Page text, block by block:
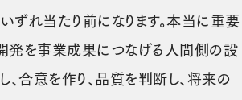
ずれ当たり前になります。本当に重要
開発を事業成果につなげる人間側の設
合意を作り、品質を判断し、将来の